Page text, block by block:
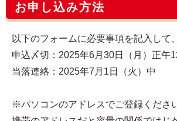
お申し込み方法
以下のフォームに必要事項を記入して
申込〆切：2025年6月30日（月）正午
当落連絡：2025年7月1日（火）中
※パソコンのアドレスでご登録くださ